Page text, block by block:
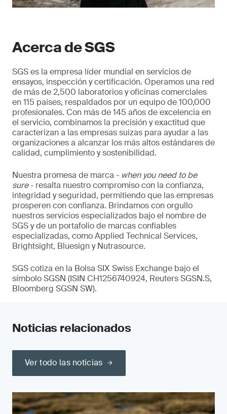
Acerca de SGS
SGS es la empresa líder mundial en servicios de
ensayos, inspección y certificación. Operamos una red
de más de 2,500 laboratorios y oficinas comerciales
en 115 países, respaldados por un equipo de 100,000
profesionales. Con más de 145 años de excelencia en
el servicio, combinamos la precisión y exactitud que
caracterizan a las empresas suizas para ayudar a las
organizaciones a alcanzar los más altos estándares de
calidad, cumplimiento y sostenibilidad.
Nuestra promesa de marca - when you need to be
sure- resalta nuestro compromiso con la confianza,
integridad y seguridad, permitiendo que las empresas
prosperen con confianza. Brindamos con orgullo
nuestros servicios especializados bajo el nombre de
SGS y de un portafolio de marcas confiables
especializadas, como Applied Technical Services,
Brightsight, Bluesign y Nutrasource.
SGS cotiza en la Bolsa SIX Swiss Exchange bajo el
símbolo SGSN (ISIN CH1256740924, Reuters SGSN.S,
Bloomberg SGSN SW).
Noticias relacionados
Ver todo las noticias